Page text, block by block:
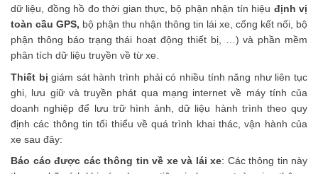
dữ liệu, đồng hồ đo thời gian thực, bộ phận nhận tín hiệu định vị
toàn cầu GPS, bộ phận thu nhận thông tin lái xe, cổng kết nối, bộ
phận thông báo trạng thái hoạt động thiết bị, …) và phần mềm
phân tích dữ liệu truyền về từ xe.
Thiết bị giám sát hành trình phải có nhiều tính năng như liên tục
ghi, lưu giữ và truyền phát qua mạng internet về máy tính của
doanh nghiệp để lưu trữ hình ảnh, dữ liệu hành trình theo quy
định các thông tin tối thiểu về quá trình khai thác, vận hành của
xe sau đây:
Báo cáo được các thông tin về xe và lái xe: Các thông tin này